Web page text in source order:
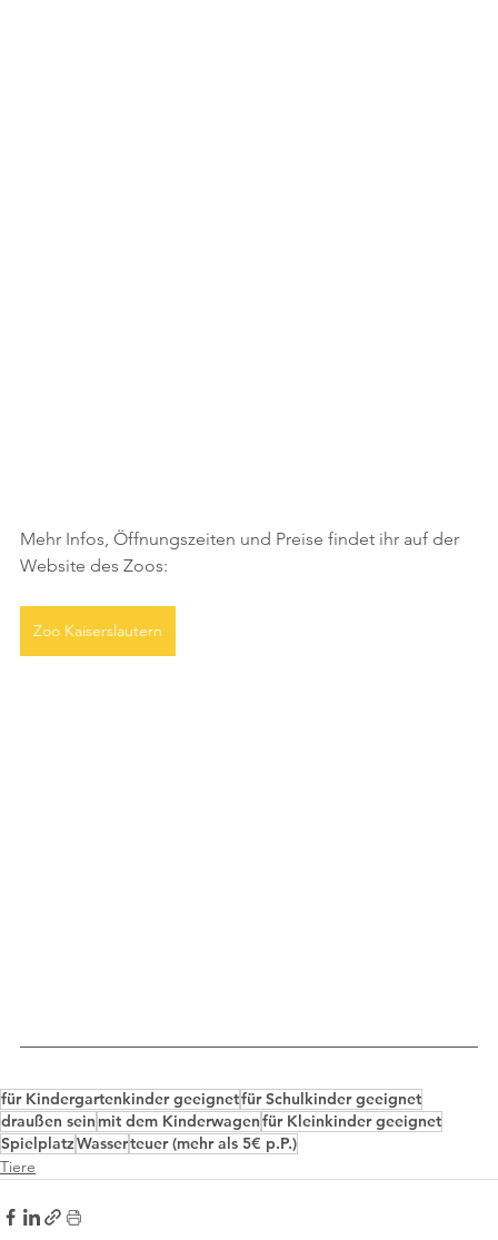
Mehr Infos, Öffnungszeiten und Preise findet ihr auf der
Website des Zoos:
Zoo Kaiserslautern
für Kindergartenkinder geeignetfür Schulkinder geeignet
draußen sein mit dem Kinderwagenfür Kleinkinder geeignet
SpielplatzWasserteuer (mehr als 5€ p.P.)
Tiere